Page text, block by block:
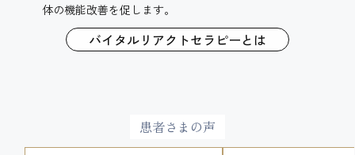
体の機能改善を促します。
バイタルリアクトセラピーとは
患者さまの声